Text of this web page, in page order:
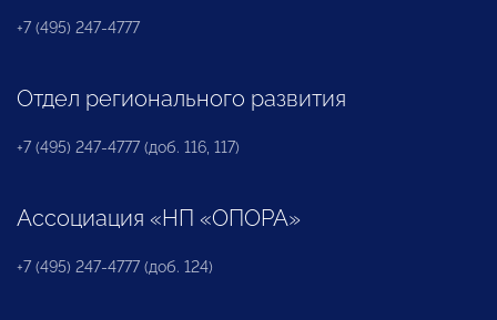
+7 (495) 247-4777
Отдел регионального развития
+7 (495) 247-4777 (доб. 116, 117)
Ассоциация «НП «ОПОРА»
+7 (495) 247-4777 (доб. 124)